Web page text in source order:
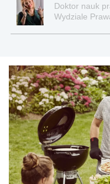
Doktor nauk
Wydziale
pracą i